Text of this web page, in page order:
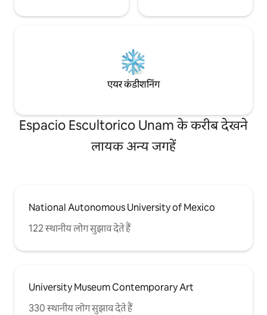
एयर कंडीशनिंग
Espacio Escultorico Unam के करीब देखने
लायक अन्य जगहें
National Autonomous University of Mexico
122 स्थानीय लोग सुझाव देते हैं
University Museum Contemporary Art
330 स्थानीय लोग सुझाव देते हैं